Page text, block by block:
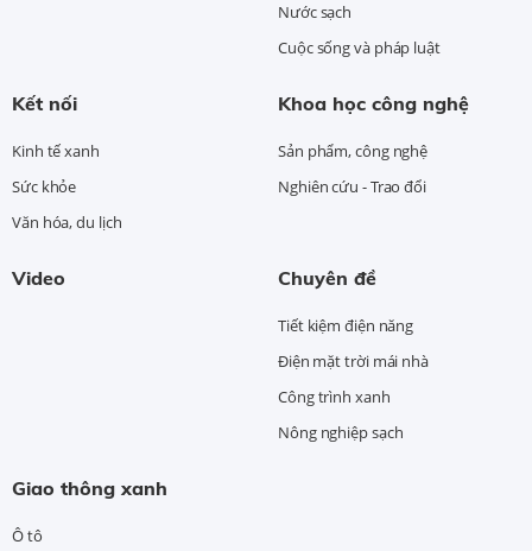
Nước sạch
Cuộc sống và pháp luật
Kết nối
Kinh tế xanh
Sức khỏe
Văn hóa, du lịch
Khoa học công nghệ
Sản phẩm, công nghệ
Nghiên cứu - Trao đổi
Video Chuyên đề
Tiết kiệm điện năng
Điện mặt trời mái nhà
Công trình xanh
Nông nghiệp sạch
Giao thông xanh
Ô tô